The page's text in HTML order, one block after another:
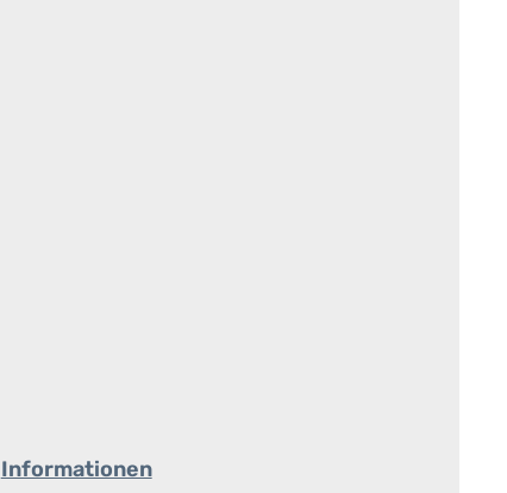
Informationen